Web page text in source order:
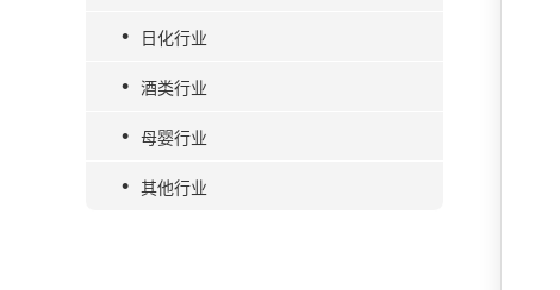
• 日化行业
• 酒类行业
• 母婴行业
• 其他行业